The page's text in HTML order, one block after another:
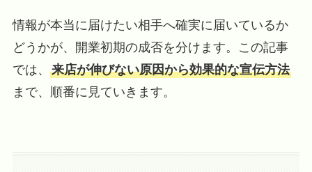
情報が本当に届けたい相手へ確実に届いているか
どうかが、開業初期の成否を分けます。この記事
では、 来店が伸びない原因から効果的な宣伝方法
まで、順番に見ていきます。